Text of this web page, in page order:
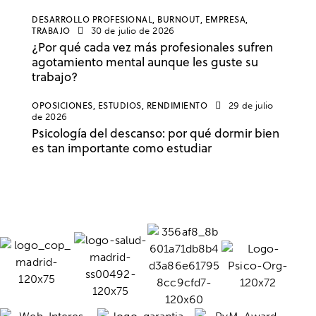
DESARROLLO PROFESIONAL, BURNOUT, EMPRESA,
TRABAJO
30 de julio de 2026
¿Por qué cada vez más profesionales sufren
agotamiento mental aunque les guste su
trabajo?
OPOSICIONES, ESTUDIOS, RENDIMIENTO
29 de julio
de 2026
Psicología del descanso: por qué dormir bien
es tan importante como estudiar